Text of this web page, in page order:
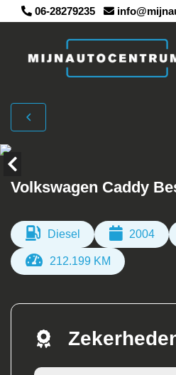
06-28279235
Volkswagen Caddy
Diesel 2004
212.199 KM